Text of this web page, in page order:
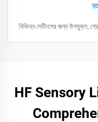
বিভিন্ন সেটিংসের জন্য উপযুক্ত,
HF Sensory